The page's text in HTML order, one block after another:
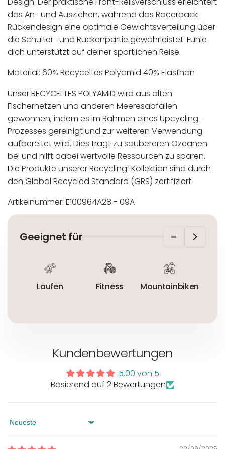
das An- und Ausziehen, während das Racerback
Rückendesign eine optimale Gewichtsverteilung über
die Schulter- und Rückenpartie gewährleistet. Fühle
dich unterstützt auf deiner sportlichen Reise.
Material: 60% Recyceltes Polyamid 40% Elasthan
Unser RECYCELTES POLYAMID wird aus alten
Fischernetzen und anderen Meeresabfällen
gewonnen, indem es im Rahmen eines Upcycling-
Prozesses gereinigt und zur weiteren Verwendung
aufbereitet wird. Dies trägt zu saubereren Ozeanen
bei und hilft dabei wertvolle Ressourcen zu sparen.
Die Produkte unserer Recycling-Kollektion sind durch
den Global Recycled Standard (GRS) zertifiziert.
Artikelnummer: E100964A28 - 09A
Nicht bleichen
Nicht bügeln
In der EU niedergelassener verantwortlicher
Wirtschaftsakteur:
Geeignet für
Laufen Fitness Mountainbiken
Kundenbewertungen
5.00 von 5
Basierend auf 2 Bewertungen
Sort by